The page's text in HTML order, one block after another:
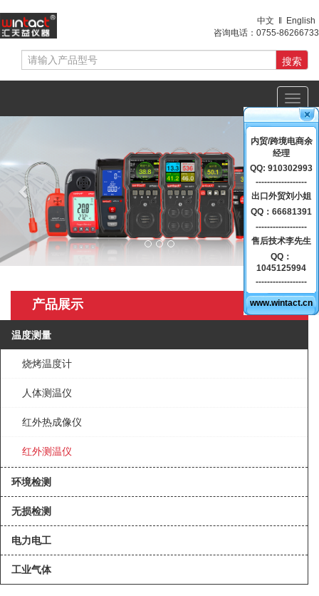
中文
English
咨询电话： 0755-86266733
产品展示
温度测量
烧烤温度计
人体测温仪
红外热成像仪
红外测温仪
环境检测
无损检测
电力电工
工业气体
内贸/跨境电商余
经理
QQ: 910302993
------------------
出口外贸刘小姐
QQ：66681391
------------------
售后技术李先生
QQ：
1045125994
------------------
www.wintact.cn